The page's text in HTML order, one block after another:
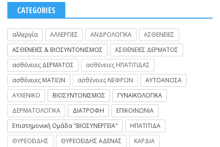
CATEGORIES
αλλεργία ΑΛΛΕΡΓΙΕΣ ΑΝΔΡΟΛΟΓΙΚΑ
ΑΣΘΕΝΕΙΕΣ
ΑΣΘΕΝΕΙΕΣ & ΒΙΟΣΥΝΤΟΝΙΣΜΟΣ
ΑΣΘΕΝΕΙΕΣ ΔΕΡΜΑΤΟΣ
ασθένειες ΔΕΡΜΑΤΟΣ
ασθένειες ΗΠΑΤΙΤΙΔΑΣ
ασθένειες ΜΑΤΙΩΝ
ασθένειες ΝΕΦΡΩΝ
ΑΥΤΟΑΝΟΣΑ
ΑΥΧΕΝΙΚΟ
ΒΙΟΣΥΝΤΟΝΙΣΜΟΣ
ΓΥΝΑΙΚΟΛΟΓΙΚΑ
ΔΕΡΜΑΤΟΛΟΓΙΚΑ
ΔΙΑΤΡΟΦΗ
ΕΠΙΚΟΙΝΩΝΙΑ
Επιστημονική Ομάδα "ΒΙΟΣΥΝΕΡΓΕΙΑ"
ΗΠΑΤΙΤΙΔΑ
ΘΥΡΕΟΕΙΔΗΣ
ΘΥΡΕΟΕΙΔΗΣ ΑΔΕΝΑΣ ΚΑΡΔΙΑ